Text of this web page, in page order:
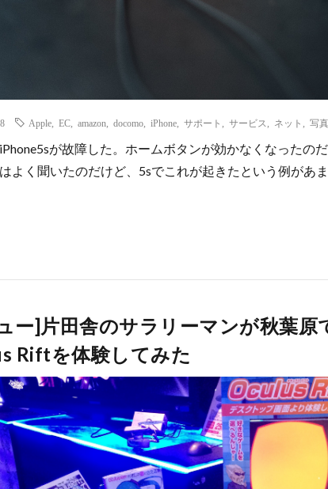
Apple EC amazon docomo iPhone サポート サービス ネット 写真
が故障した。ホームボタンが効かなくなったの
よく聞いたのだけど、5sでこれが起きたという例があ
ー]片田舎のサラリーマンが秋葉原
Riftを体験してみた